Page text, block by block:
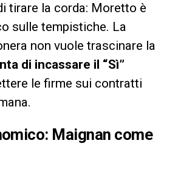
tirare la corda: Moretto è
sulle tempistiche. La
non vuole trascinare la
di incassare il “Sì”
le firme sui contratti
Maignan come